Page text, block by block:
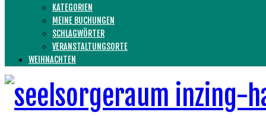
KATEGORIEN
MEINE BUCHUNGEN
SCHLAGWÖRTER
VERANSTALTUNGSORTE
WEIHNACHTEN